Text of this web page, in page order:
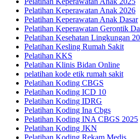
Pelatihan Keperawatan Anak 2026
Pelatihan Keperawatan Anak Dasar
Pelatihan Keperawatan Gerontik
Pelatihan Kesehatan Lingkungan
Pelatihan Kesling Rumah Sakit
Pelatihan KKS
Pelatihan Klinis Bidan Online
pelatihan kode etik rumah sakit
Pelatihan Koding CBGS
Pelatihan Koding ICD 10
Pelatihan Koding IDRG
Pelatihan Koding Ina Cbgs
Pelatihan Koding INA CBGS 2025
Pelatihan Koding JKN
Pelatihan Koding Rekam Medis